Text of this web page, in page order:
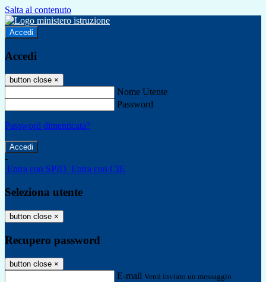
Salta al contenuto
Accedi
Accedi
button close ×
Nome Utente
Password
Password dimenticata?
-
Entra con SPID Entra con CIE
Seleziona utente
button close ×
Recupero password
button close ×
E-mail Verrà inviato un messaggio